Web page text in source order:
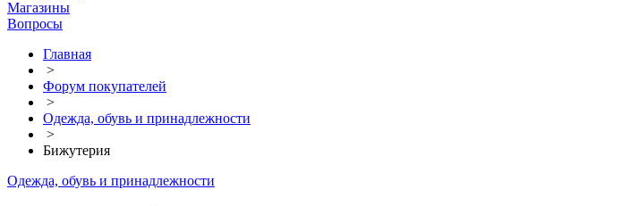
Магазины
Вопросы
Главная
>
Форум покупателей
>
Одежда, обувь и принадлежности
>
Бижутерия
Одежда, обувь и принадлежности